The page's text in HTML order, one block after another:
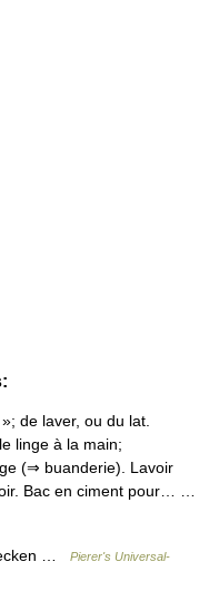
de laver, ou du lat.
linge à la main;
(⇒ buanderie). Lavoir
Bac en ciment pour… …
…
Pierer's Universal-